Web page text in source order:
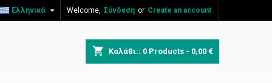
Welcome, Σύνδεση or Create an account
Ελληνικά 
shopping_cart Καλάθι:: 0 Products - 0,00 €